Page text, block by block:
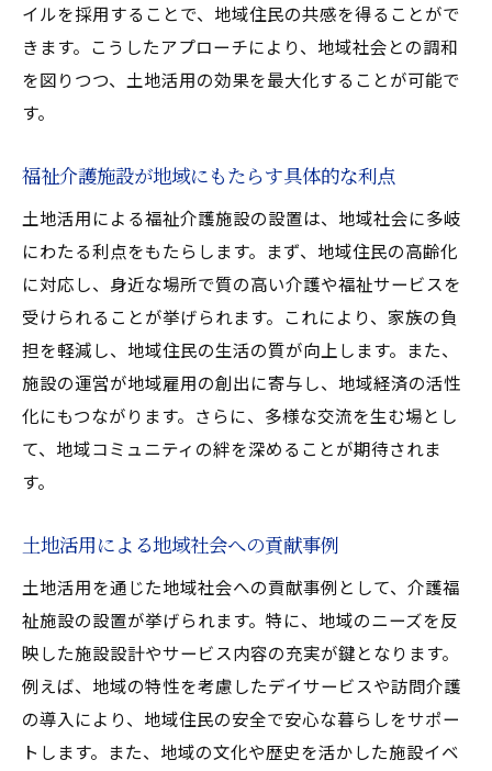
イルを採用することで、地域住民の共感を得ることがで
きます。こうしたアプローチにより、地域社会との調和
を図りつつ、土地活用の効果を最大化することが可能で
す。
福祉介護施設が地域にもたらす具体的な利点
土地活用による福祉介護施設の設置は、地域社会に多岐
にわたる利点をもたらします。まず、地域住民の高齢化
に対応し、身近な場所で質の高い介護や福祉サービスを
受けられることが挙げられます。これにより、家族の負
担を軽減し、地域住民の生活の質が向上します。また、
施設の運営が地域雇用の創出に寄与し、地域経済の活性
化にもつながります。さらに、多様な交流を生む場とし
て、地域コミュニティの絆を深めることが期待されま
す。
土地活用による地域社会への貢献事例
土地活用を通じた地域社会への貢献事例として、介護福
祉施設の設置が挙げられます。特に、地域のニーズを反
映した施設設計やサービス内容の充実が鍵となります。
例えば、地域の特性を考慮したデイサービスや訪問介護
の導入により、地域住民の安全で安心な暮らしをサポー
トします。また、地域の文化や歴史を活かした施設イベ